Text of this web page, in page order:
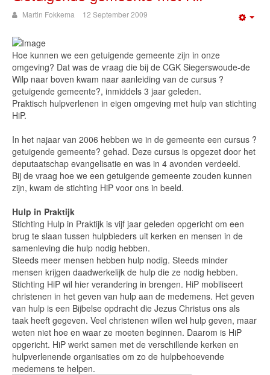
Martin Fokkema 12 September 2009
Hoe kunnen we een getuigende gemeente zijn in onze
omgeving? Dat was de vraag die bij de CGK Siegerswoude-de
Wilp naar boven kwam naar aanleiding van de cursus ?
getuigende gemeente?, inmiddels 3 jaar geleden.
Praktisch hulpverlenen in eigen omgeving met hulp van stichting
HiP.
In het najaar van 2006 hebben we in de gemeente een cursus ?
getuigende gemeente? gehad. Deze cursus is opgezet door het
deputaatschap evangelisatie en was in 4 avonden verdeeld.
Bij de vraag hoe we een getuigende gemeente zouden kunnen
zijn, kwam de stichting HiP voor ons in beeld.
Hulp in Praktijk
Stichting Hulp in Praktijk is vijf jaar geleden opgericht om een
brug te slaan tussen hulpbieders uit kerken en mensen in de
samenleving die hulp nodig hebben.
Steeds meer mensen hebben hulp nodig. Steeds minder
mensen krijgen daadwerkelijk de hulp die ze nodig hebben.
Stichting HiP wil hier verandering in brengen. HiP mobiliseert
christenen in het geven van hulp aan de medemens. Het geven
van hulp is een Bijbelse opdracht die Jezus Christus ons als
taak heeft gegeven. Veel christenen willen wel hulp geven, maar
weten niet hoe en waar ze moeten beginnen. Daarom is HiP
opgericht. HiP werkt samen met de verschillende kerken en
hulpverlenende organisaties om zo de hulpbehoevende
medemens te helpen.